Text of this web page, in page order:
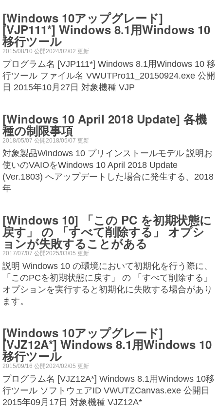
[Windows 10アップグレード]
[VJP111*] Windows 8.1用Windows 10
移行ツール
2015/08/10 公開2024/02/02 更新
プログラム名 [VJP111*] Windows 8.1用Windows 10 移
行ツール ファイル名 VWUTPro11_20150924.exe 公開
日 2015年10月27日 対象機種 VJP
[Windows 10 April 2018 Update] 各機
種の制限事項
2018/05/07 公開2018/05/07 更新
対象製品Windows 10 プリインストールモデル 説明お
使いのVAIOをWindows 10 April 2018 Update
(Ver.1803) へアップデートした場合に発生する、2018
年
[Windows 10] 「この PC を初期状態に
戻す」 の 「すべて削除する」 オプシ
ョンが失敗することがある
2017/07/07 公開2025/03/05 更新
説明 Windows 10 の環境において初期化を行う際に、
「このPCを初期状態に戻す」 の 「すべて削除する」
オプションを実行すると初期化に失敗する場合があり
ます。
[Windows 10アップグレード]
[VJZ12A*] Windows 8.1用Windows 10
移行ツール
2015/09/16 公開2024/02/05 更新
プログラム名 [VJZ12A*] Windows 8.1用Windows 10移
行ツール ソフトウェアID VWUTZCanvas.exe 公開日
2015年09月17日 対象機種 VJZ12A*